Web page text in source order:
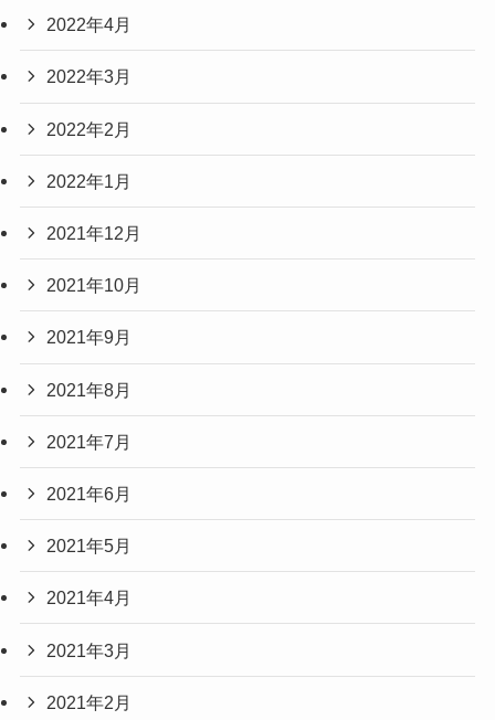
2022年4月
2022年3月
2022年2月
2022年1月
2021年12月
2021年10月
2021年9月
2021年8月
2021年7月
2021年6月
2021年5月
2021年4月
2021年3月
2021年2月